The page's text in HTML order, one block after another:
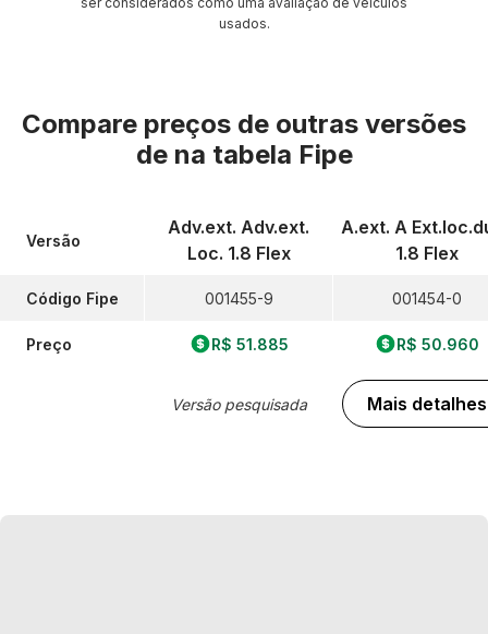
usados.
Compare preços de outras versões
de na tabela Fipe
Versão
Código Fipe
Preço
Adv.ext. Adv.ext.
Loc. 1.8 Flex
001455-9
R$ 51.885
Versão pesquisada
A.ext. A
1.8 Flex
001454-0
R$ 50.960
Mais detalhes